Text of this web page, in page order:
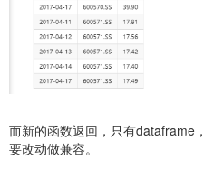
而新的函数返回，只有dataframe
要改动做兼容。